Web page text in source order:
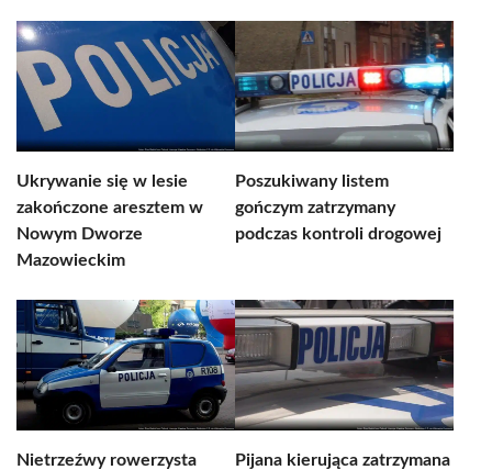
Ukrywanie się w lesie
zakończone aresztem w
Nowym Dworze
Mazowieckim
Poszukiwany listem
gończym zatrzymany
podczas kontroli drogowej
Nietrzeźwy rowerzysta
Pijana kierująca zatrzymana